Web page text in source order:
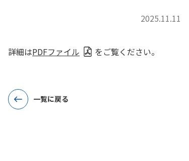
2025.11.11
詳細はPDFファイル をご覧ください。
一覧に戻る